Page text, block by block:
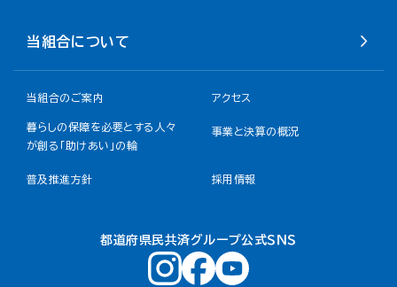
当組合について
当組合のご案内 アクセス
暮らしの保障を必要とする人々
が創る「助けあい」の輪
事業と決算の概況
普及推進方針 採用情報
都道府県民共済グループ公式ＳＮＳ